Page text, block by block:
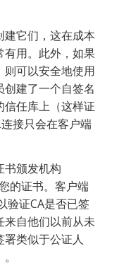
建它们，这在成本
有用。此外，如果
可以安全地使用
建了一个自签名
任库上（这样证
接只会在客户端
书颁发机构
的证书。客户端
验证CA是否已签
自他们以前从未
类似于公证人